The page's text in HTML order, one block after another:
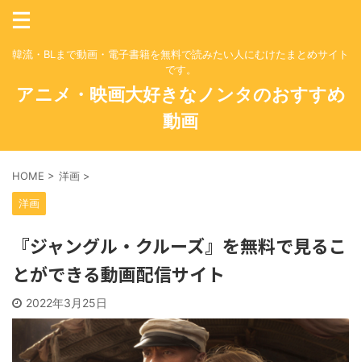
韓流・BLまで動画・電子書籍を無料で読みたい人にむけたまとめサイト
です。
アニメ・映画大好きなノンタのおすすめ
動画
HOME > 洋画 >
洋画
『ジャングル・クルーズ』を無料で見るこ
とができる動画配信サイト
2022年3月25日